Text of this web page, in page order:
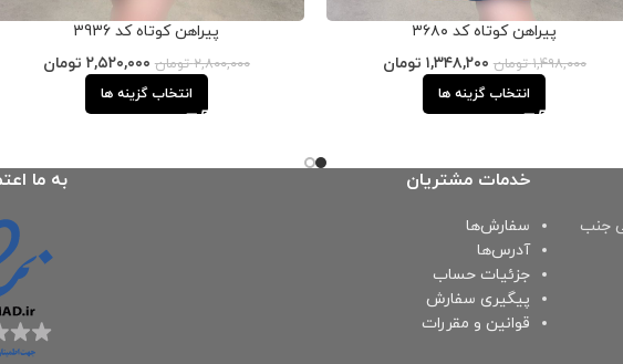
پیراهن کوتاه کد ۳۶۸۰
۱,۴۹۸,۰۰۰ تومان ۱,۳۴۸,۲۰۰ تومان
انتخاب گزینه ها
پیراهن کوتاه کد 3936
۲,۸۰۰,۰۰۰ تومان ۲,۵۲۰,۰۰۰ تومان
انتخاب گزینه ها
جنب
خدمات مشتریان
سفارش‌ها
آدرس‌ها
جزئیات حساب
پیگیری سفارش
قوانین و مقررات
به ما